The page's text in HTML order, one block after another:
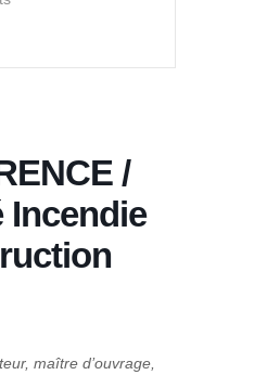
/
Incendie
maître d’ouvrage,